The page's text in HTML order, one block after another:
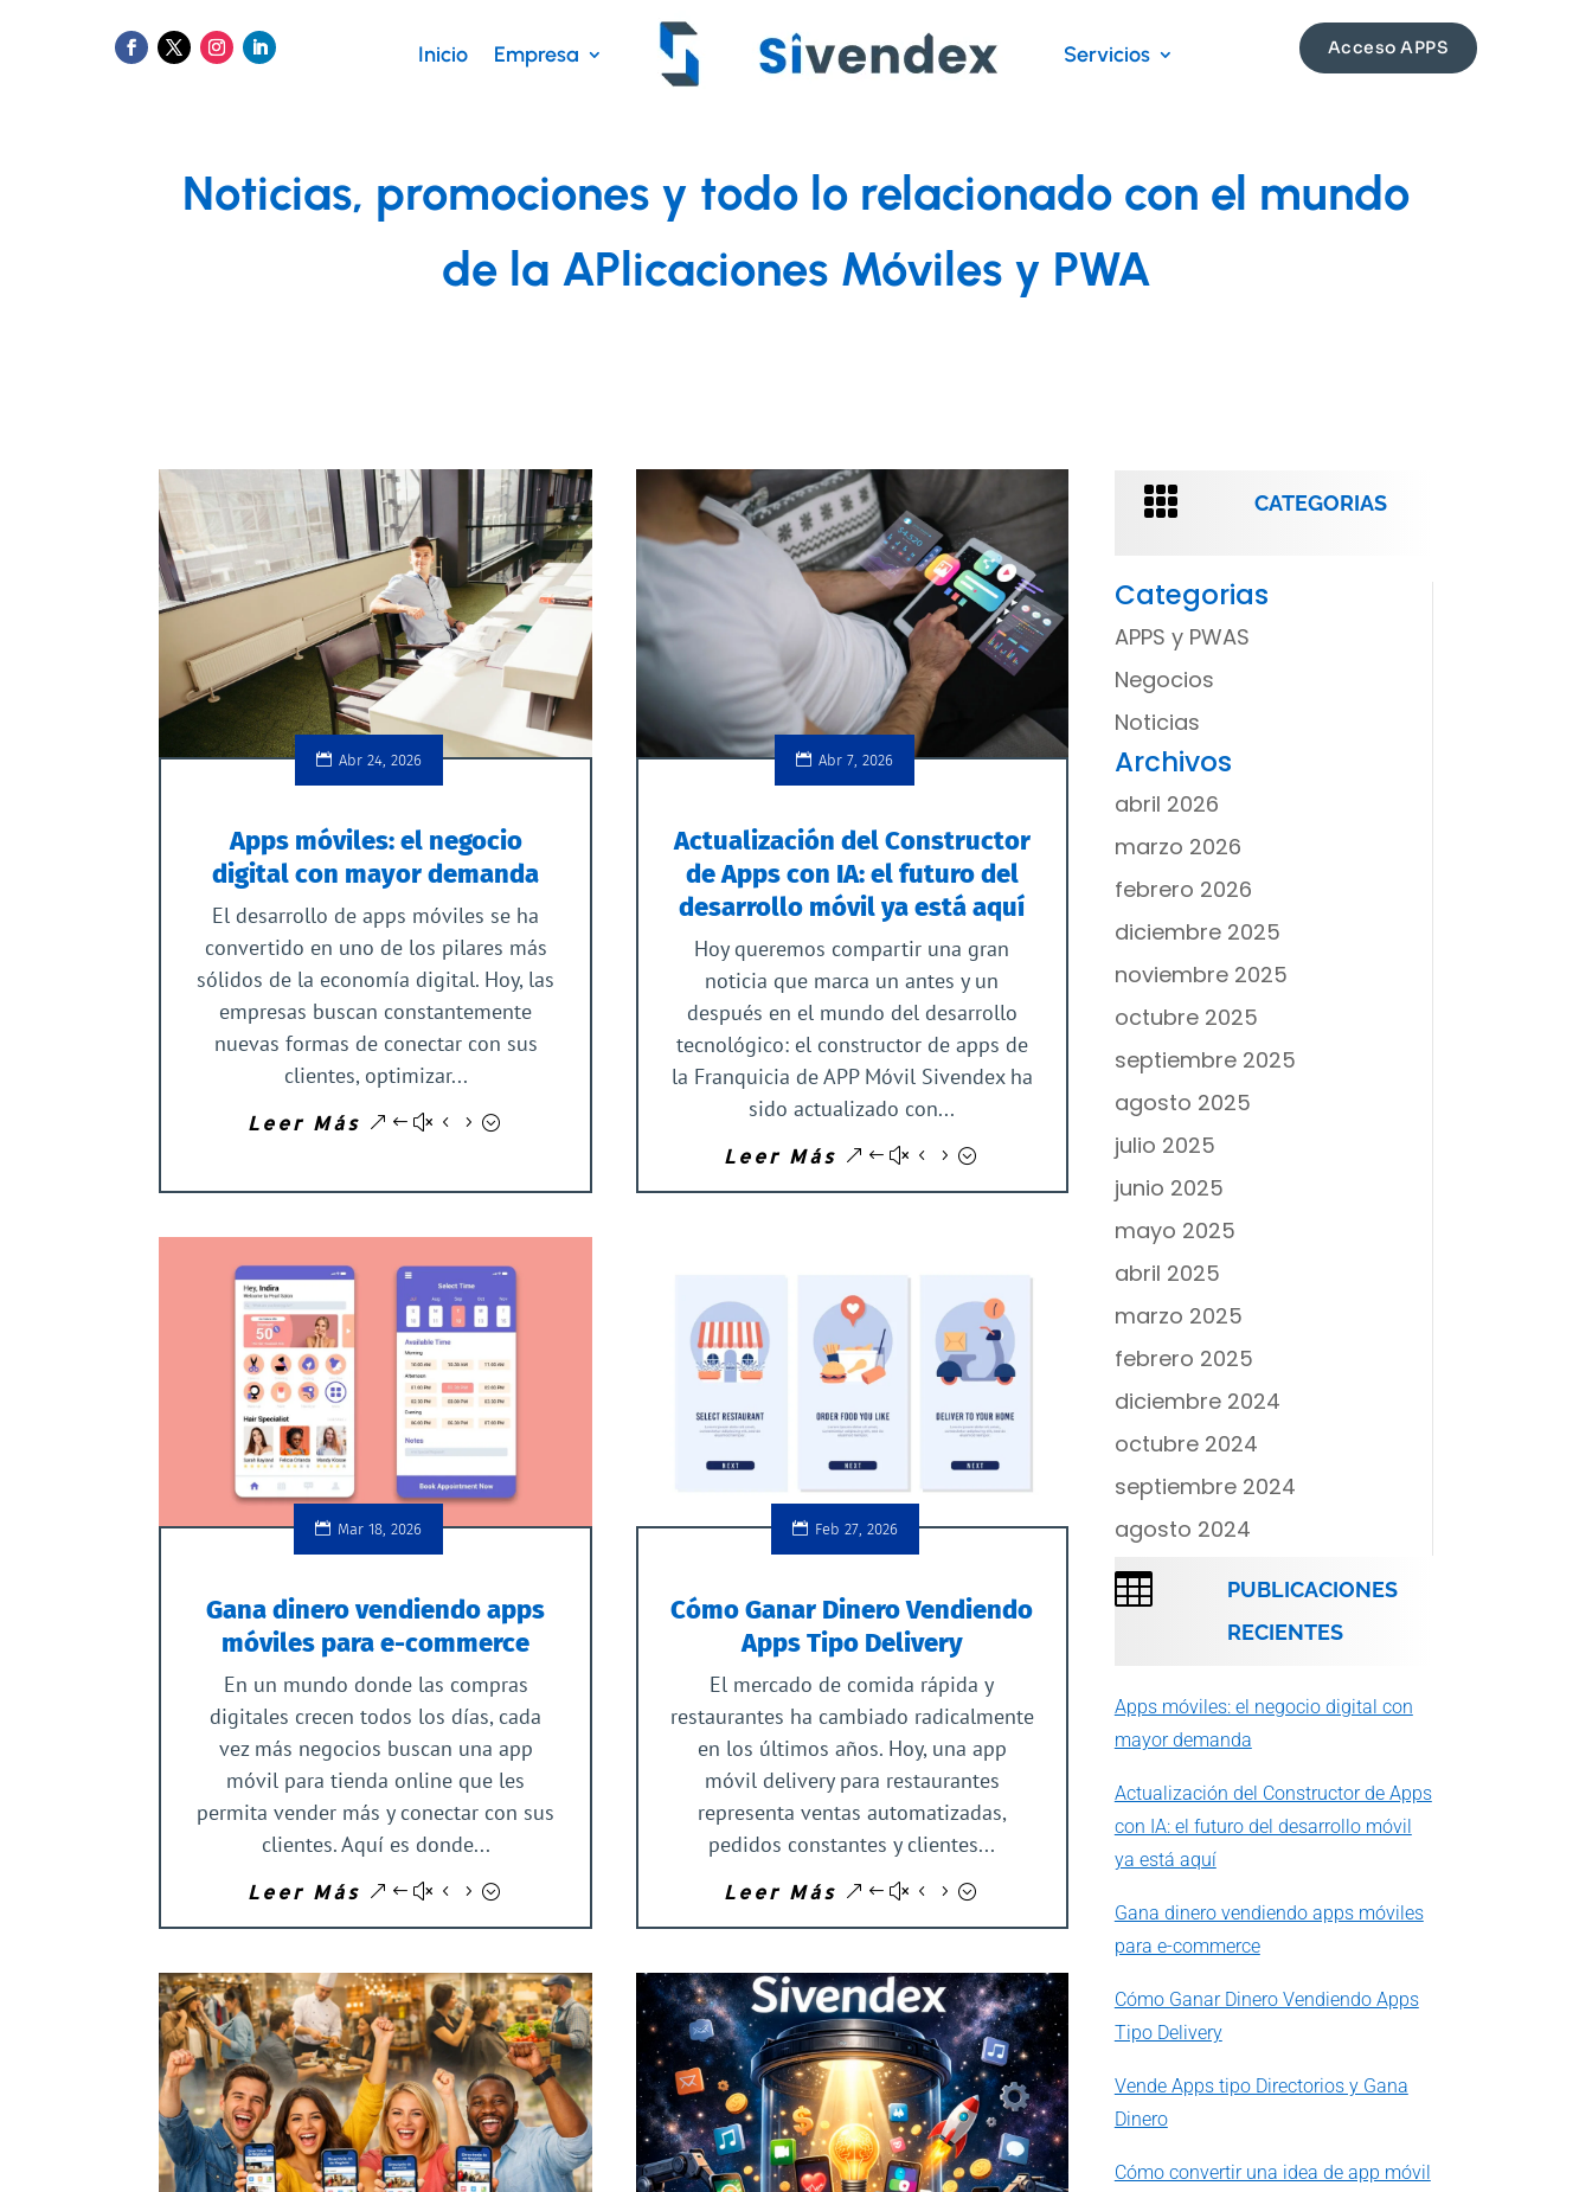
Inicio Empresa Servicios Acceso APPS
Noticias, promociones y todo lo relacionado con el mundo
de la APlicaciones Móviles y PWA
Abr 24, 2026
Apps móviles: el negocio
digital con mayor demanda
El desarrollo de apps móviles se ha
convertido en uno de los pilares más
sólidos de la economía digital. Hoy, las
empresas buscan constantemente
nuevas formas de conectar con sus
clientes, optimizar...
Leer Más
Abr 7, 2026
Actualización del Constructor
de Apps con IA: el futuro del
desarrollo móvil ya está aquí
Hoy queremos compartir una gran
noticia que marca un antes y un
después en el mundo del desarrollo
tecnológico: el constructor de apps de
la Franquicia de APP Móvil Sivendex ha
sido actualizado con...
Leer Más
Mar 18, 2026
Gana dinero vendiendo apps
móviles para e-commerce
En un mundo donde las compras
digitales crecen todos los días, cada
vez más negocios buscan una app
móvil para tienda online que les
permita vender más y conectar con sus
clientes. Aquí es donde...
Leer Más
Feb 27, 2026
Cómo Ganar Dinero Vendiendo
Apps Tipo Delivery
El mercado de comida rápida y
restaurantes ha cambiado radicalmente
en los últimos años. Hoy, una app
móvil delivery para restaurantes
representa ventas automatizadas,
pedidos constantes y clientes...
Leer Más
 CATEGORIAS
Categorias
APPS y PWAS
Negocios
Noticias
Archivos
abril 2026
marzo 2026
febrero 2026
diciembre 2025
noviembre 2025
octubre 2025
septiembre 2025
agosto 2025
julio 2025
junio 2025
mayo 2025
abril 2025
marzo 2025
febrero 2025
diciembre 2024
octubre 2024
septiembre 2024
agosto 2024

PUBLICACIONES
RECIENTES
Apps móviles: el negocio digital con
mayor demanda
Actualización del Constructor de Apps
con IA: el futuro del desarrollo móvil
ya está aquí
Gana dinero vendiendo apps móviles
para e-commerce
Cómo Ganar Dinero Vendiendo Apps
Tipo Delivery
Vende Apps tipo Directorios y Gana
Dinero
Cómo convertir una idea de app móvil